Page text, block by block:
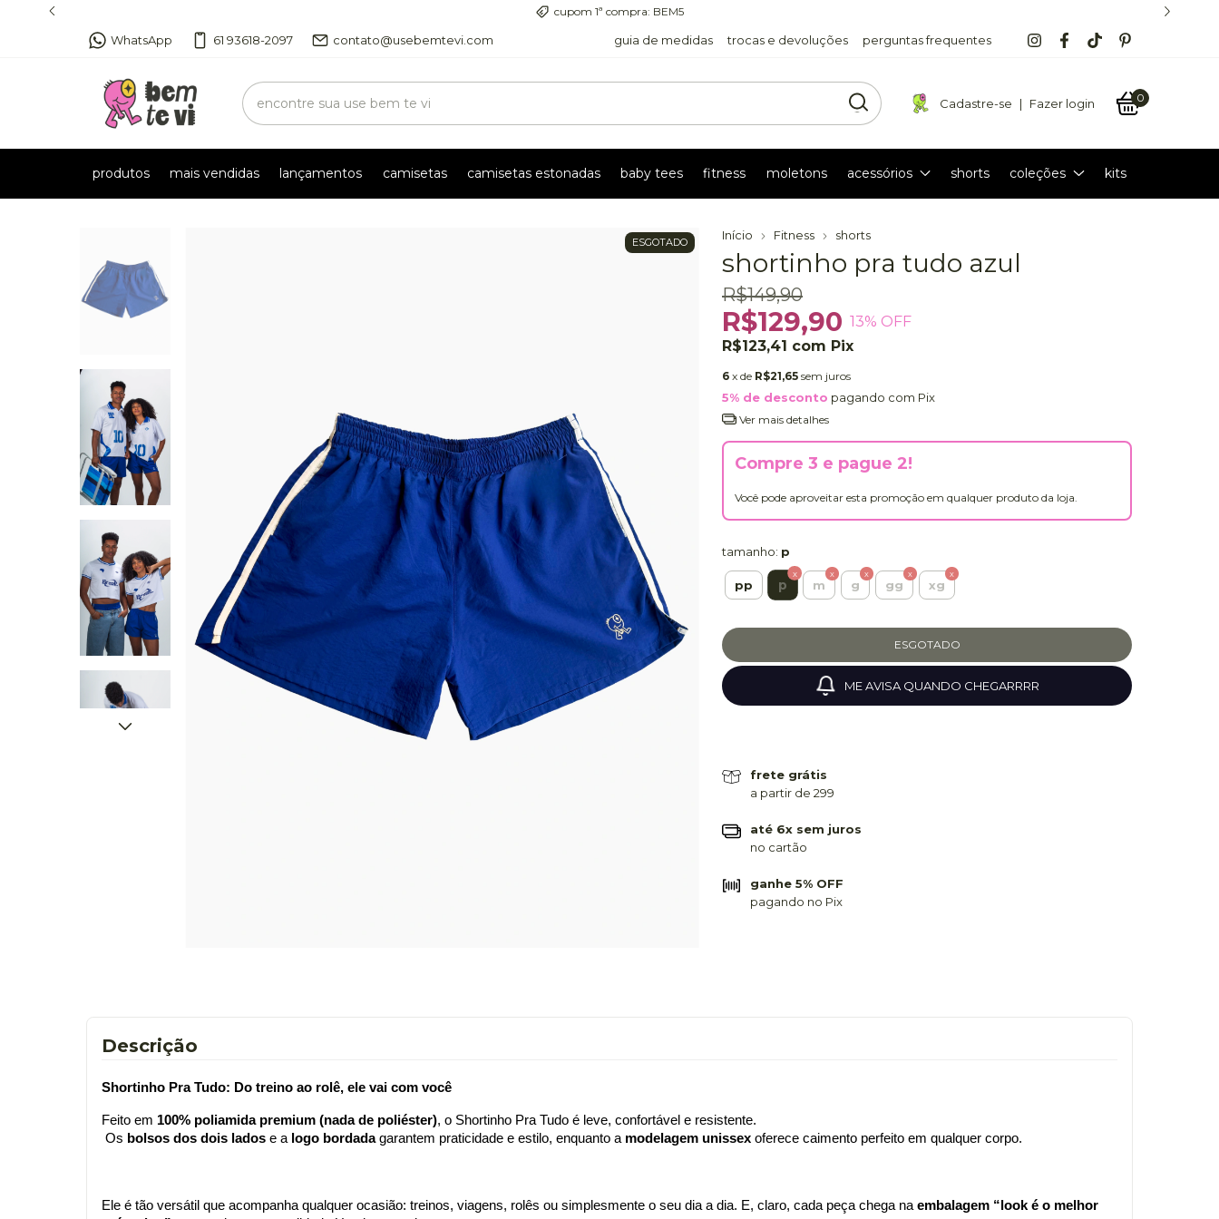
entrega com rastreio pra todo o país
WhatsApp 61 93618-2097 contato@usebemtevi.com guia de medidas trocas e devoluções perguntas frequentes
Cadastre-se | Fazer login 0
produtos mais vendidas lançamentos camisetas camisetas estonadas baby tees fitness moletons acessórios shorts coleções kits
ESGOTADO Início Fitness shorts
shortinho pra tudo azul
R$149,90
R$129,90 13% OFF
R$123,41 com Pix
6 x de R$21,65 sem juros
5% de desconto pagando com Pix
Ver mais detalhes
Compre 3 e pague 2!
Você pode aproveitar esta promoção em qualquer produto da loja.
tamanho: p
pp p m g gg xg
ME AVISA QUANDO CHEGARRRR
frete grátis
a partir de 299
até 6x sem juros
no cartão
ganhe 5% OFF
pagando no Pix
Descrição
Shortinho Pra Tudo: Do treino ao rolê, ele vai com você
Feito em 100% poliamida premium (nada de poliéster), o Shortinho Pra Tudo é leve, confortável e resistente.
Os bolsos dos dois lados e a logo bordada garantem praticidade e estilo, enquanto a modelagem unissex oferece caimento perfeito em qualquer corpo.
Ele é tão versátil que acompanha qualquer ocasião: treinos, viagens, rolês ou simplesmente o seu dia a dia. E, claro, cada peça chega na embalagem “look é o melhor